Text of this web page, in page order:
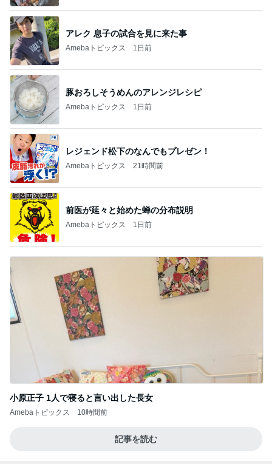
アレク 息子の試合を見に来た事
Amebaトピックス 1日前
豚おろしそうめんのアレンジレシピ
Amebaトピックス 1日前
レジェンド松下のなんでもプレゼン！
Amebaトピックス 21時間前
前医が延々と始めた蝉の分布説明
Amebaトピックス 1日前
小原正子 1人で寝ると言い出した長女
Amebaトピックス 10時間前
記事を読む